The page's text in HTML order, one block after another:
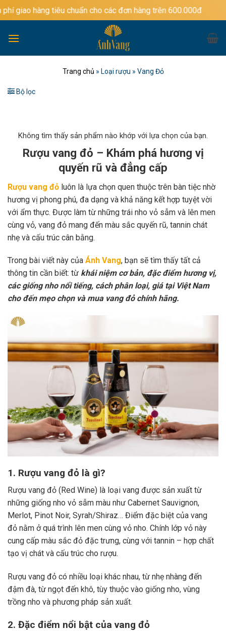
Bỏ
qua
dung
tiêu chuẩn cho các đơn hàng trên 600.000đ
Trang chủ » Loại rượu » Vang Đỏ
Bộ lọc
Không tìm thấy sản phẩm nào khớp với lựa chọn của bạn.
Rượu vang đỏ – Khám phá hương vị
quyến rũ và đẳng cấp
Rượu vang đỏ luôn là lựa chọn quen thuộc trên bàn tiệc nhờ
hương vị phong phú, đa dạng và khả năng kết hợp tuyệt vời
với ẩm thực. Được làm từ những trái nho vỏ sẫm và lên men
cùng vỏ, vang đỏ mang đến màu sắc quyến rũ, tannin chát
nhẹ và cấu trúc cân bằng.
Trong bài viết này của Ánh Vang, bạn sẽ tìm thấy tất cả
thông tin cần biết: từ khái niệm cơ bản, đặc điểm hương vị,
các giống nho nổi tiếng, cách phân loại, giá tại Việt Nam
cho đến mẹo chọn và mua vang đỏ chính hãng.
1. Rượu vang đỏ là gì?
Rượu vang đỏ (Red Wine) là loại vang được sản xuất từ
những giống nho vỏ sẫm màu như Cabernet Sauvignon,
Merlot, Pinot Noir, Syrah/Shiraz… Điểm đặc biệt của vang
đỏ nằm ở quá trình lên men cùng vỏ nho. Chính lớp vỏ này
cung cấp màu sắc đỏ đặc trưng, cùng với tannin – hợp chất
tạo vị chát và cấu trúc cho rượu.
Rượu vang đỏ có nhiều loại khác nhau, từ nhẹ nhàng đến
đậm đà, từ ngọt đến khô, tùy thuộc vào giống nho, vùng
trồng nho và phương pháp sản xuất.
2. Đặc điểm nổi bật của vang đỏ